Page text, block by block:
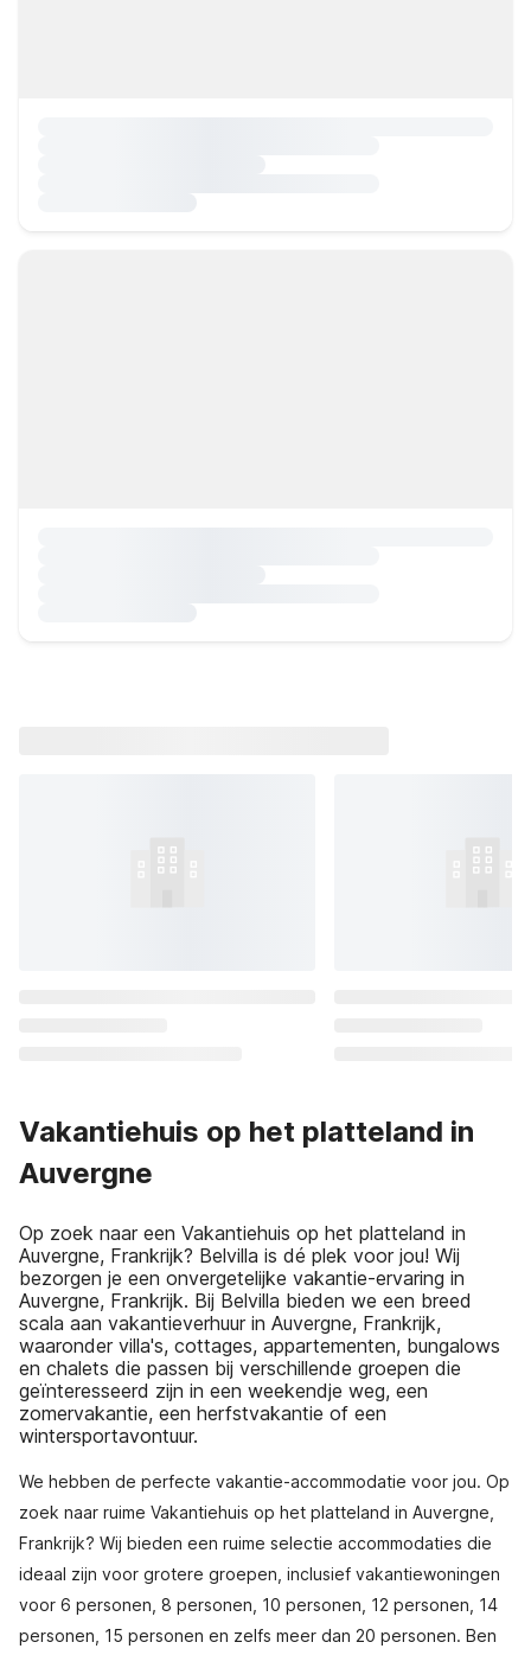
Vakantiehuis op het platteland in
Auvergne
Op zoek naar een Vakantiehuis op het platteland in
Auvergne, Frankrijk? Belvilla is dé plek voor jou! Wij
bezorgen je een onvergetelijke vakantie-ervaring in
Auvergne, Frankrijk. Bij Belvilla bieden we een breed
scala aan vakantieverhuur in Auvergne, Frankrijk,
waaronder villa's, cottages, appartementen, bungalows
en chalets die passen bij verschillende groepen die
geïnteresseerd zijn in een weekendje weg, een
zomervakantie, een herfstvakantie of een
wintersportavontuur.
We hebben de perfecte vakantie-accommodatie voor jou. Op
zoek naar ruime Vakantiehuis op het platteland in Auvergne,
Frankrijk? Wij bieden een ruime selectie accommodaties die
ideaal zijn voor grotere groepen, inclusief vakantiewoningen
voor 6 personen, 8 personen, 10 personen, 12 personen, 14
personen, 15 personen en zelfs meer dan 20 personen. Ben